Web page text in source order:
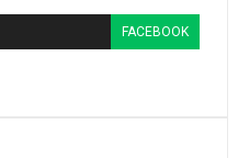
FACEBOOK